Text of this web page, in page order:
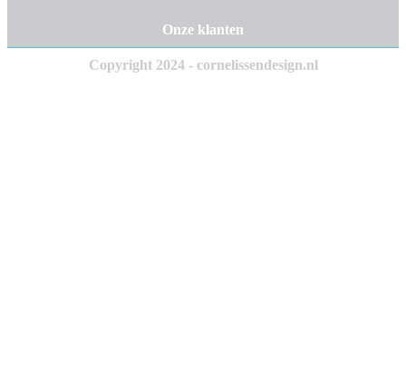
Onze klanten
Copyright 2024 - cornelissendesign.nl